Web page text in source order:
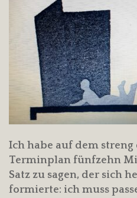
Ich habe auf dem
Terminplan fünfzehn
Satz zu sagen, der sich
formierte: ich muss